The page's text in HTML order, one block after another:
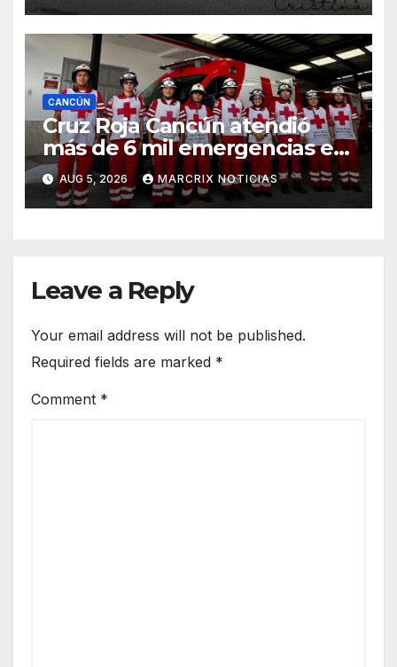
CANCÚN
Cruz Roja Cancún atendió
más de 6 mil emergencias en
los primeros 7 meses de 2026
AUG 5, 2026 MARCRIX NOTICIAS
Leave a Reply
Your email address will not be published.
Required fields are marked *
Comment *